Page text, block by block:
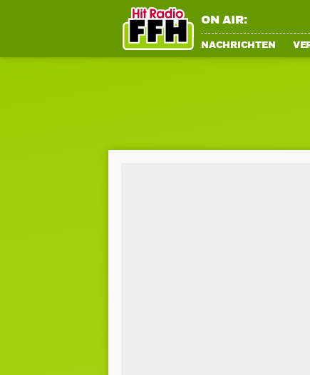
ON AIR:
NACHRICHTEN